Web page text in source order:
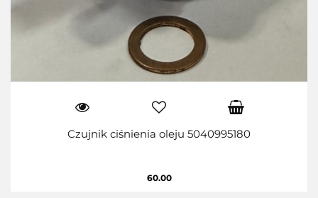
Czujnik ciśnienia oleju 5040995180
60.00